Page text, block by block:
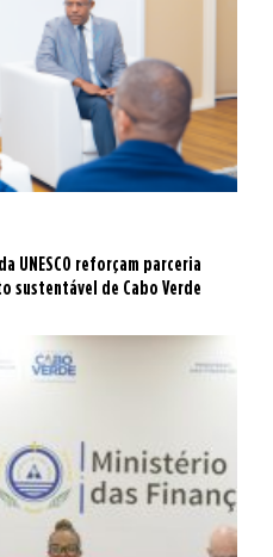
reforçam parceria
sustentável de Cabo Verde